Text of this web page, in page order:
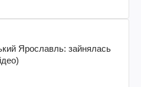
Ярославль: зайнялась